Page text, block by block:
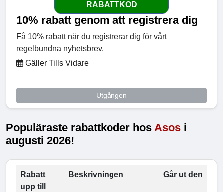
RABATTKOD
10% rabatt genom att registrera dig
Få 10% rabatt när du registrerar dig för vårt
regelbundna nyhetsbrev.
Gäller Tills Vidare
Utgången
Populäraste rabattkoder hos Asos i
augusti 2026!
Rabatt
upp till
Beskrivningen Går ut den